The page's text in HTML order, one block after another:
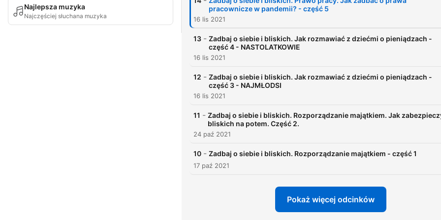
Najlepsza muzyka
Najczęściej słuchana muzyka
oraz ING Bank Śląski.
pracownicze w pandemii? - część 5
16 lis 2021
13 - Zadbaj o siebie i bliskich. Jak rozmawiać z dziećmi o pieniądzach -
część 4 - NASTOLATKOWIE
16 lis 2021
12 - Zadbaj o siebie i bliskich. Jak rozmawiać z dziećmi o pieniądzach -
część 3 - NAJMŁODSI
16 lis 2021
11 - Zadbaj o siebie i bliskich. Rozporządzanie majątkiem. Jak
bliskich na potem. Część 2.
24 paź 2021
10 - Zadbaj o siebie i bliskich. Rozporządzanie majątkiem - część 1
17 paź 2021
Pokaż więcej odcinków